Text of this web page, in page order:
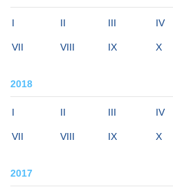
I II III IV
VII VIII IX X
2018
I II III IV
VII VIII IX X
2017